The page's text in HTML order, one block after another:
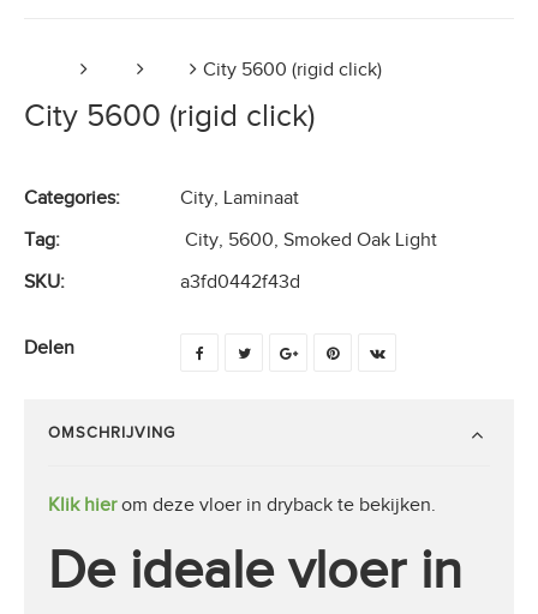
City 5600 (rigid click)
City 5600 (rigid click)
Categories: City, Laminaat
Tag:
City, 5600, Smoked Oak Light
SKU:
a3fd0442f43d
Delen
OMSCHRIJVING
Klik hier om deze vloer in dryback te bekijken.
De ideale vloer in